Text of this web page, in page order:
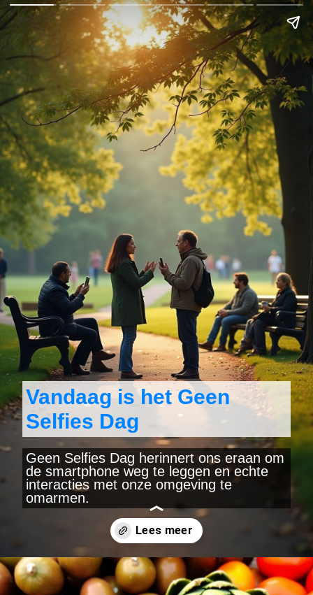
Vandaag is het Geen
Selfies Dag
Geen Selfies Dag herinnert ons eraan om
de smartphone weg te leggen en echte
interacties met onze omgeving te
omarmen.
Wordt geopend https://www.yearlydates.com/be/nl/speciale-dag/geen-selfies-dag/